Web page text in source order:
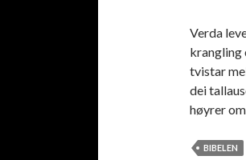
Verda
krangling
tvistar
dei
høyrer
BIBELEN